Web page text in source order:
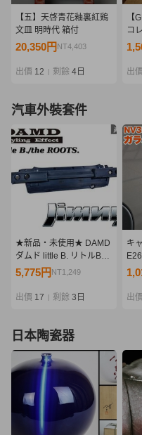
【五】天啓青花釉裏紅鶏
文皿 明時代 箱付
20,350円 NT4,403
出價 12 剩餘 4日
【
コ
名
国
出價
汽車外裝套件
★新品・未使用★ DAMD
ダムド little B. リトルB
the ROOTS.ザ・ルーツ
パー 外装 エアロ 即納
5,775円 NT1,249
出價 17 剩餘 3日
キ
エ
透
出價
日本陶瓷器